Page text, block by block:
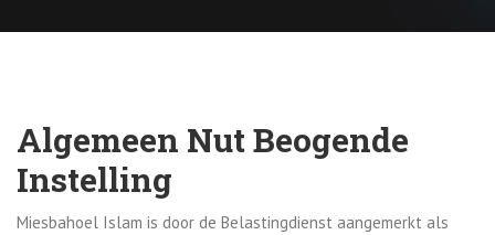
Algemeen Nut Beogende
Instelling
Miesbahoel Islam is door de Belastingdienst aangemerkt als